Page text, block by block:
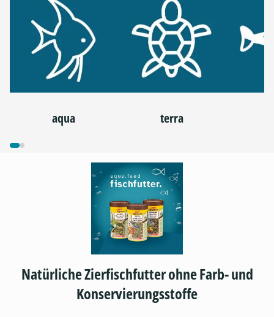
aqua terra
Natürliche Zierfischfutter ohne Farb- und
Konservierungsstoffe